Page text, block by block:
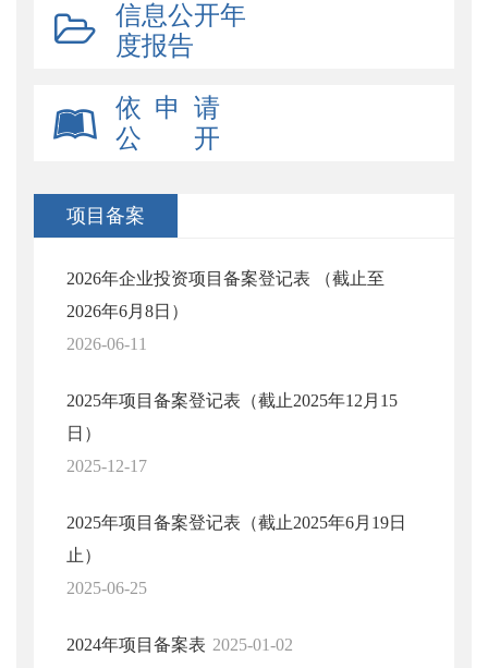
信息公开年
度报告
依 申 请
公 开
项目备案
2026年企业投资项目备案登记表 （截止至
2026年6月8日）
2026-06-11
2025年项目备案登记表（截止2025年12月15
日）
2025-12-17
2025年项目备案登记表（截止2025年6月19日
止）
2025-06-25
2024年项目备案表 2025-01-02